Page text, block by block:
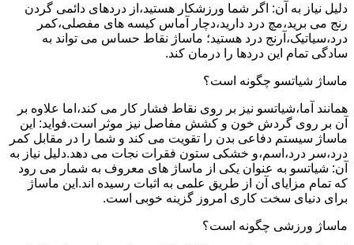
دلیل نیاز به آن: اگر شما ورزشکار هستید،از دردهای دائمی گردن
رنج می برید،مچ درد دارید،دچار آماس کیسه های مفصلی،کمر
درد،سیاتیک،آرنج درد هستید؛ ماساژ نقاط حساس می تواند به
سادگی تمام این دردها را درمان کند.
ماساژ شیاتسو چگونه است؟
همانند آما،شیاتسو نیز بر روی نقاط فشار کار می کند،اما علاوه بر
آن بر روی گردش خون و کشش مفاصل نیز موثر است.فواید: این
ماساژ سیستم دفاعی بدن را تقویت می کند و شما را در مقابل کمر
درد،سر درد،اسم،و خشکی ستون فقرات نجات می دهد.دلیل نیاز به
آن: شیاتسو به عنوان یکی از ماساژ های معروف به شمار می رود
که تمام مزایای آن از طریق علمی به اثبات رسیده اند.این ماساژ
برای دنیای سخت کاری امروز گزینه خوبی است.
ماساژ ورزشی چگونه است؟